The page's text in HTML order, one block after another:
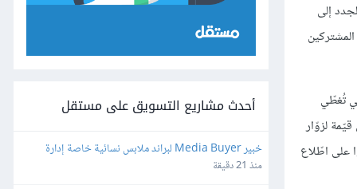
إلى
تُغطّي
لزوّار
على اطّلاع
أحدث مشاريع التسويق على مستقل
حملات Meta & TikTok
منذ 21 دقيقة